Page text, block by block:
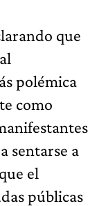
que
polémica
como
sentarse a
el
públicas